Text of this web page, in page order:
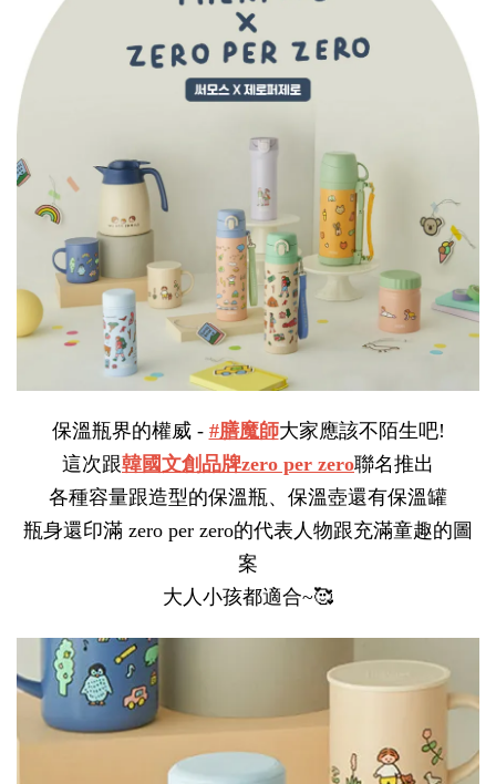
保溫瓶界的權威 - #膳魔師大家應該不陌生吧!
這次跟韓國文創品牌zero per zero聯名推出
各種容量跟造型的保溫瓶、保溫壺還有保溫罐
瓶身還印滿 zero per zero的代表人物跟充滿童趣的圖
案
大人小孩都適合~🥰